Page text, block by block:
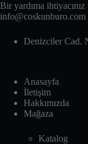
Bir yardıma
info@coskunburo.com
Denizciler Cad.
Anasayfa
İletişim
Hakkımızda
Mağaza
Katalog